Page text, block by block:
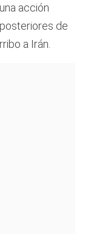
acción
de
a Irán.